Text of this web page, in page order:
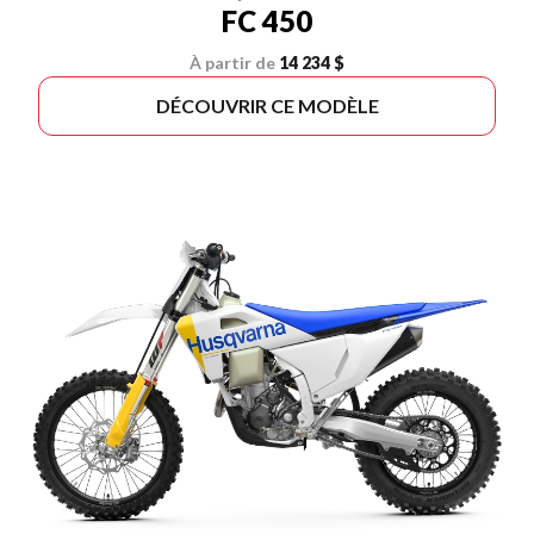
FC 450
À partir de 14 234 $
DÉCOUVRIR CE MODÈLE